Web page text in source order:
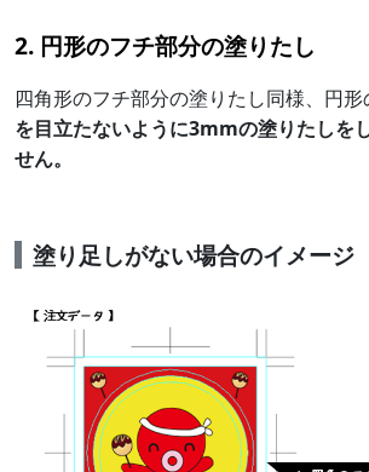
2. 円形のフチ部分の塗りたし
四角形のフチ部分の塗りたし同様、円形
を目立たないように3mmの塗りたしを
せん。
塗り足しがない場合のイメージ